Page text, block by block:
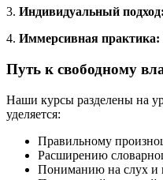
3. Индивидуальный подход:
4. Иммерсивная практика:
Путь к свободному
Наши курсы разделены на
уделяется:
Правильному
Расширению
Пониманию на слух и